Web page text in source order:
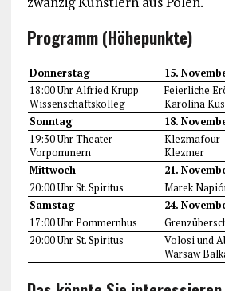
Programm (Höhepunkte)
Donnerstag
15.
18:00 Uhr Alfried Krupp
Wissenschaftskolleg
Feierliche
Karolina
Sonntag
18.
19:30 Uhr Theater
Vorpommern
Klezmafour
Klezmer
Mittwoch
21.
20:00 Uhr St. Spiritus
Marek
Samstag
24.
17:00 Uhr Pommernhus
20:00 Uhr St. Spiritus
Volosi und
Warsaw